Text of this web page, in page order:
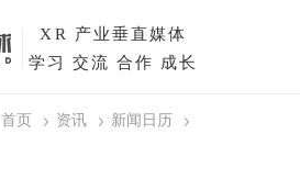
XR
产业垂直媒体
学习 交流 合作 成长
首页 资讯 新闻日历